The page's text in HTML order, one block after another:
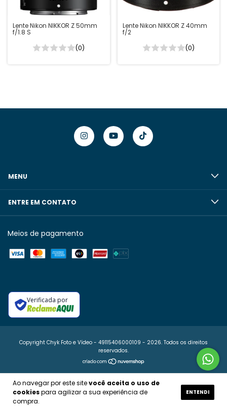
Ao navegar por este sitevocê aceita o uso de
cookiespara agilizar a sua experiência de
compra.
ENTENDI
Lente Nikon NIKKOR Z 50mm
f/1.8 S
(0)
Lente Nikon NIKKOR Z 40mm
f/2
(0)
MENU
ENTRE EM CONTATO
Meios de pagamento
Verificada por
Copyright Chyk Foto e Vídeo - 49115406000109 - 2026. Todos os direitos
reservados.